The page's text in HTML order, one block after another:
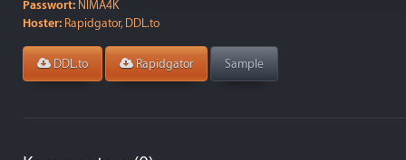
Passwort: NIMA4K
Hoster: Rapidgator, DDL.to
DDL.to Rapidgator Sample